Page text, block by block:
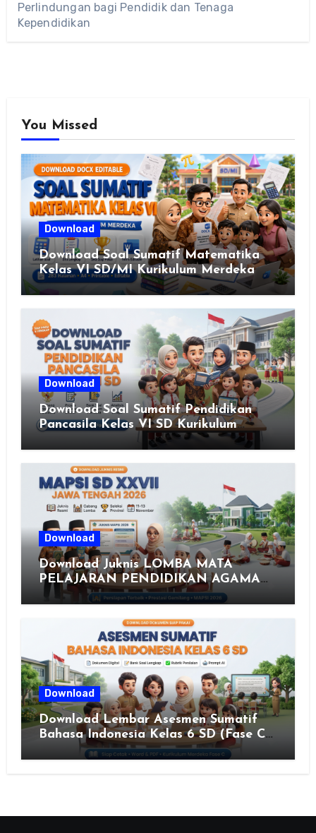
Perlindungan bagi Pendidik dan Tenaga
Kependidikan
You Missed
Download
Download Soal Sumatif Matematika
Kelas VI SD/MI Kurikulum Merdeka
Download
Download Soal Sumatif Pendidikan
Pancasila Kelas VI SD Kurikulum
Merdeka, Solusi Praktis Guru
Download
Download Juknis LOMBA MATA
PELAJARAN PENDIDIKAN AGAMA
ISLAM DAN SENI ISLAMI (MAPSI)
JAWA TENGAH TAHUN 2026
Download
Download Lembar Asesmen Sumatif
Bahasa Indonesia Kelas 6 SD (Fase C)
– Bank Soal & Rubrik Penilaian